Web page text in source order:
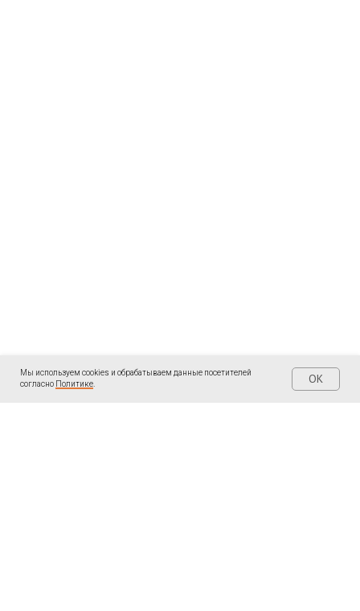
Мы используем cookies и обрабатываем данные посетителей
согласно Политике. OK